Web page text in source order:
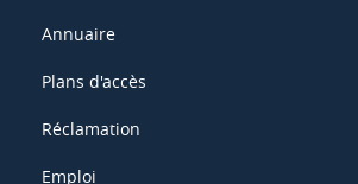
Annuaire
Plans d'accès
Réclamation
Emploi